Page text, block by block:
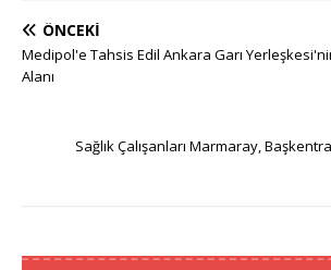
ÖNCEKI
Medipol'e Tahsis Edil Ankara Garı
Alanı
Sağlık Çalışanları Marmaray,